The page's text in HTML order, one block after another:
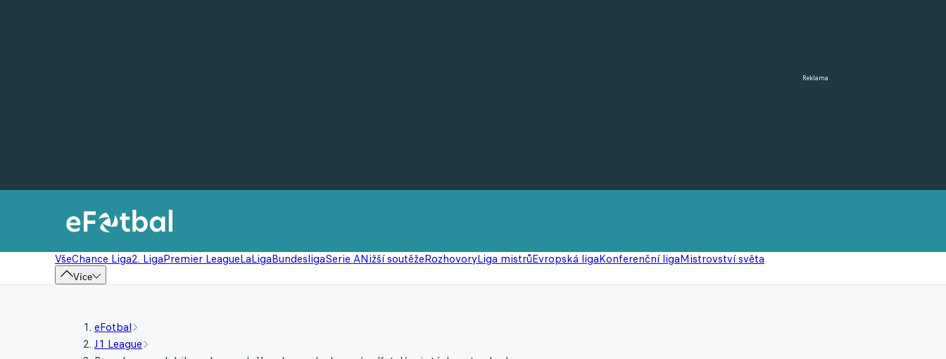
Reklama
VšeChance Liga2. LigaPremier LeagueLaLigaBundesligaSerie ANižší soutěžeRozhovoryLiga mistrůEvropská ligaKonferenční ligaMistrovství světa
Více
eFotbal
J1 League